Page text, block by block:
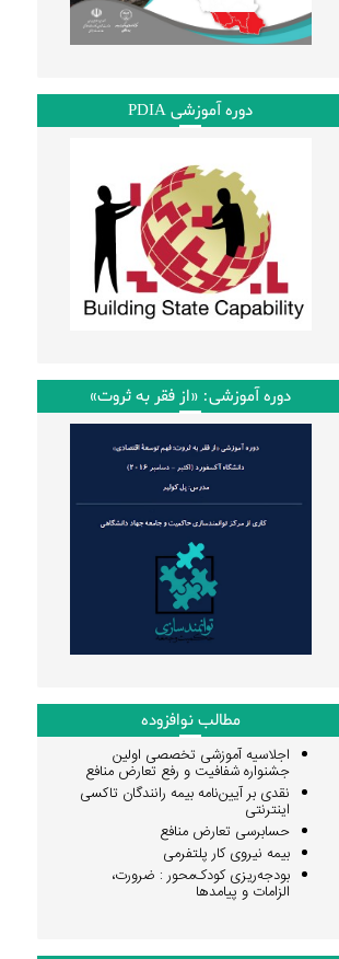
دوره آموزشی PDIA
دوره آموزشی: «از فقر به ثروت»
مطالب نوافزوده
اجلاسیه آموزشی تخصصی اولین
جشنواره شفافیت و رفع تعارض منافع
نقدی بر آیین‌نامه بیمه رانندگان تاکسی
اینترنتی
حسابرسی تعارض منافع
بیمه نیروی کار پلتفرمی
بودجه‌ریزی کودک‌محور : ضرورت،
الزامات و پیامدها